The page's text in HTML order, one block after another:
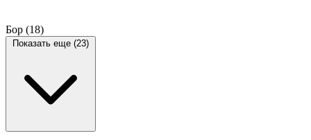
Бор (18)
Показать еще (23)